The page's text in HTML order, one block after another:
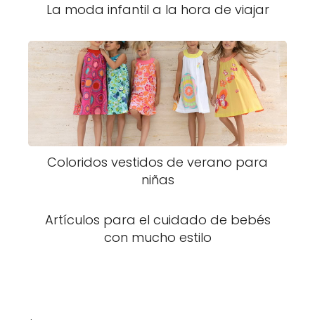
La moda infantil a la hora de viajar
Coloridos vestidos de verano para
niñas
Artículos para el cuidado de bebés
con mucho estilo